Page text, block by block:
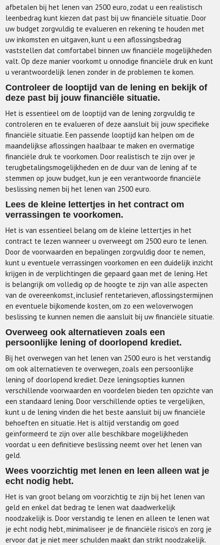
afbetalen bij het lenen van 2500 euro, zodat u een realistisch
leenbedrag kunt kiezen dat past bij uw financiële situatie. Door
uw budget zorgvuldig te evalueren en rekening te houden met
uw inkomsten en uitgaven, kunt u een aflossingsbedrag
vaststellen dat comfortabel binnen uw financiële mogelijkheden
valt. Op deze manier voorkomt u onnodige financiële druk en kunt
u verantwoordelijk lenen zonder in de problemen te komen.
Controleer de looptijd van de lening en bekijk of
deze past bij jouw financiële situatie.
Het is essentieel om de looptijd van de lening zorgvuldig te
controleren en te evalueren of deze aansluit bij jouw specifieke
financiële situatie. Een passende looptijd kan helpen om de
maandelijkse aflossingen haalbaar te maken en overmatige
financiële druk te voorkomen. Door realistisch te zijn over je
terugbetalingsmogelijkheden en de duur van de lening af te
stemmen op jouw budget, kun je een verantwoorde financiële
beslissing nemen bij het lenen van 2500 euro.
Lees de kleine lettertjes in het contract om
verrassingen te voorkomen.
Het is van essentieel belang om de kleine lettertjes in het
contract te lezen wanneer u overweegt om 2500 euro te lenen.
Door de voorwaarden en bepalingen zorgvuldig door te nemen,
kunt u eventuele verrassingen voorkomen en een duidelijk inzicht
krijgen in de verplichtingen die gepaard gaan met de lening. Het
is belangrijk om volledig op de hoogte te zijn van alle aspecten
van de overeenkomst, inclusief rentetarieven, aflossingstermijnen
en eventuele bijkomende kosten, om zo een weloverwogen
beslissing te kunnen nemen die aansluit bij uw financiële situatie.
Overweeg ook alternatieven zoals een
persoonlijke lening of doorlopend krediet.
Bij het overwegen van het lenen van 2500 euro is het verstandig
om ook alternatieven te overwegen, zoals een persoonlijke
lening of doorlopend krediet. Deze leningsopties kunnen
verschillende voorwaarden en voordelen bieden ten opzichte van
een standaard lening. Door verschillende opties te vergelijken,
kunt u de lening vinden die het beste aansluit bij uw financiële
behoeften en situatie. Het is altijd verstandig om goed
geïnformeerd te zijn over alle beschikbare mogelijkheden
voordat u een definitieve beslissing neemt over het lenen van
geld.
Wees voorzichtig met lenen en leen alleen wat je
echt nodig hebt.
Het is van groot belang om voorzichtig te zijn bij het lenen van
geld en enkel dat bedrag te lenen wat daadwerkelijk
noodzakelijk is. Door verstandig te lenen en alleen te lenen wat
je echt nodig hebt, minimaliseer je de financiële risico’s en zorg je
ervoor dat je niet meer schulden maakt dan strikt noodzakelijk.